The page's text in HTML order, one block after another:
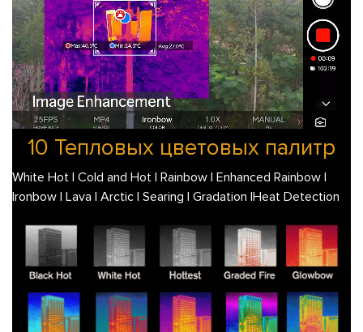
10 Тепловых цветовых палитр
White Hot | Cold and Hot | Rainbow | Enhanced Rainbow |
Ironbow | Lava | Arctic | Searing | Gradation |Heat Detection